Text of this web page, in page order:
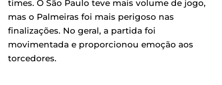
times. O São Paulo teve mais volume de jogo,
mas o Palmeiras foi mais perigoso nas
finalizações. No geral, a partida foi
movimentada e proporcionou emoção aos
torcedores.